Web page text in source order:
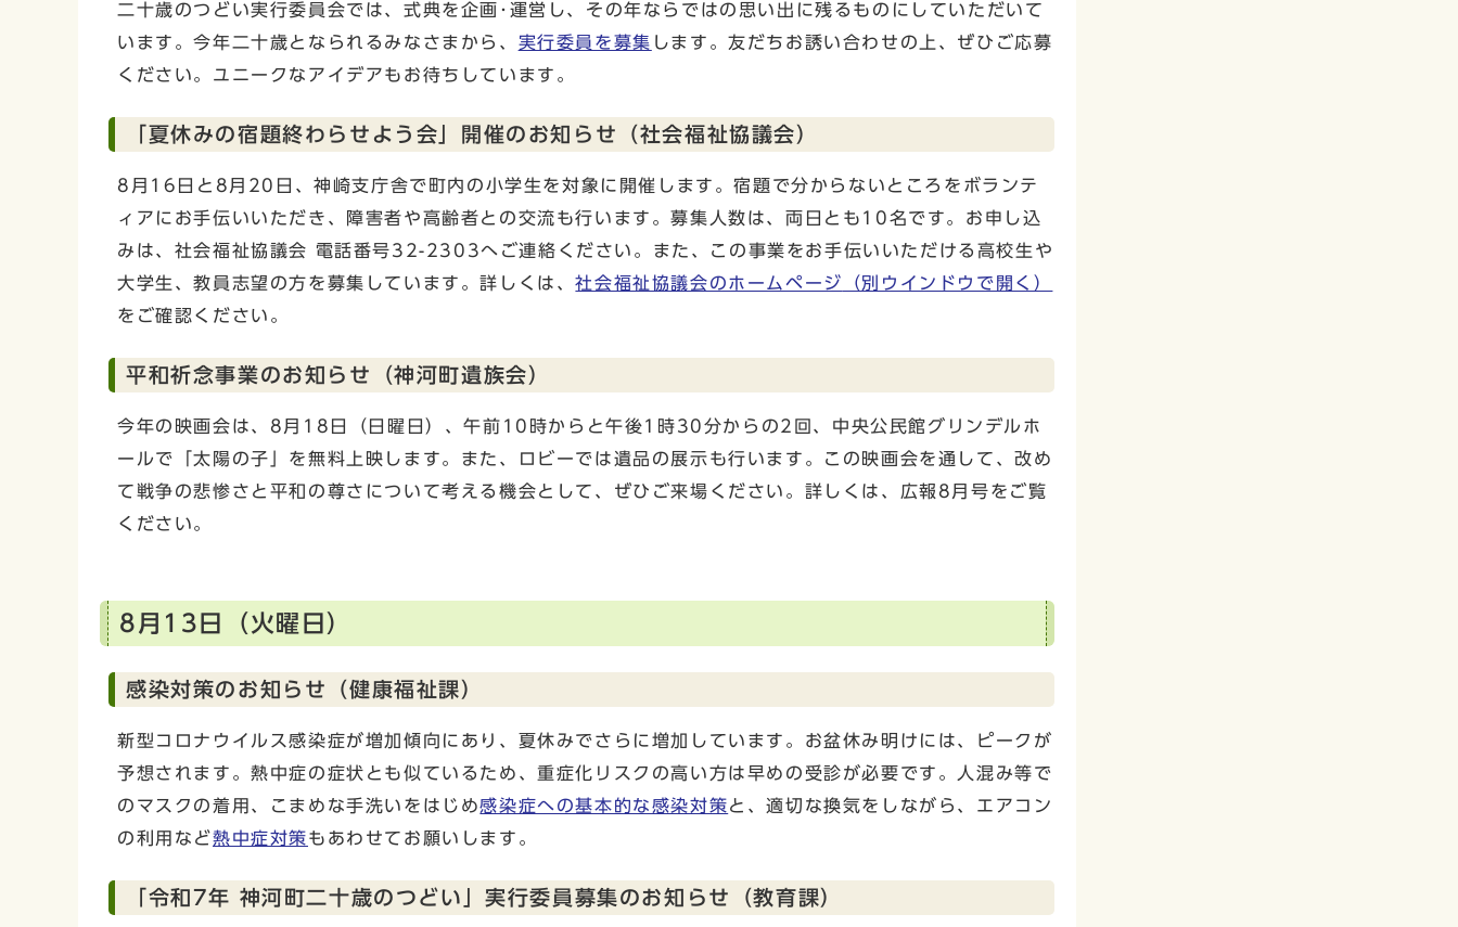
二十歳のつどい実行委員会では、式典を企画･運営し、その年ならではの思い出に残るものにしていただいて
います。今年二十歳となられるみなさまから、 実行委員を募集 します。友だちお誘い合わせの上、ぜひご応募
ください。ユニークなアイデアもお待ちしています。
「夏休みの宿題終わらせよう会」開催のお知らせ（社会福祉協議会）
8月16日と8月20日、神崎支庁舎で町内の小学生を対象に開催します。宿題で分からないところをボランテ
ィアにお手伝いいただき、障害者や高齢者との交流も行います。募集人数は、両日とも10名です。お申し込
みは、社会福祉協議会 電話番号32-2303へご連絡ください。また、この事業をお手伝いいただける高校生や
大学生、教員志望の方を募集しています。詳しくは、社会福祉協議会のホームページ
（別ウインドウで開く）
をご確認ください。
平和祈念事業のお知らせ（神河町遺族会）
今年の映画会は、8月18日（日曜日）、午前10時からと午後1時30分からの2回、中央公民館グリンデルホ
ールで「太陽の子」を無料上映します。また、ロビーでは遺品の展示も行います。この映画会を通して、改め
て戦争の悲惨さと平和の尊さについて考える機会として、ぜひご来場ください。詳しくは、広報8月号をご覧
ください。
8月13日（火曜日）
感染対策のお知らせ（健康福祉課）
新型コロナウイルス感染症が増加傾向にあり、夏休みでさらに増加しています。お盆休み明けには、ピークが
予想されます。熱中症の症状とも似ているため、重症化リスクの高い方は早めの受診が必要です。人混み等で
のマスクの着用、こまめな手洗いをはじめ感染症への基本的な感染対策と、適切な換気をしながら、エアコン
の利用など熱中症対策もあわせてお願いします。
「令和7年 神河町二十歳のつどい」実行委員募集のお知らせ（教育課）